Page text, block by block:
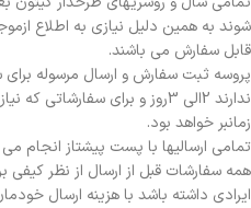
شوند به همین دلیل نیازی به اطلاع
قابل سفارش می باشند.
پروسه ثبت سفارش و ارسال مرسوله برای
ندارند 2الی 3روز و برای
زمانبر خواهد بود.
تمامی ارسالیها با پست پیشتاز انجام
همه سفارشات قبل از ارسال از نظر کیفی
ایرادی داشته باشد با هزینه ارسال